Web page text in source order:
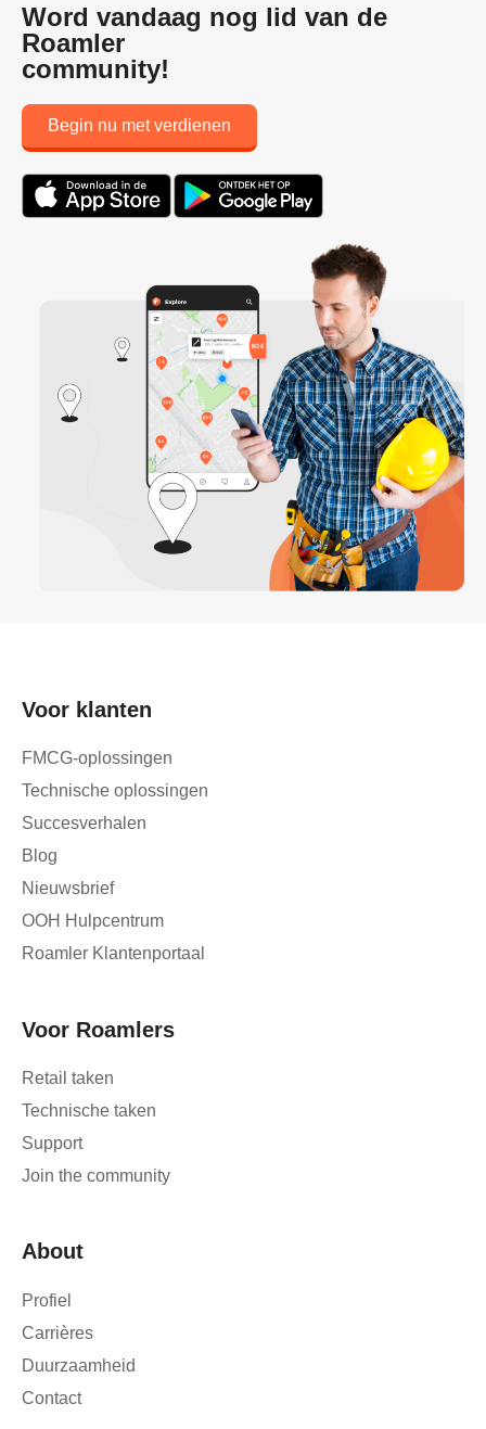
Word vandaag nog lid van de
Roamler
community!
Begin nu met verdienen
Voor klanten
FMCG-oplossingen
Technische oplossingen
Succesverhalen
Blog
Nieuwsbrief
OOH Hulpcentrum
Roamler Klantenportaal
Voor Roamlers
Retail taken
Technische taken
Support
Join the community
About
Profiel
Carrières
Duurzaamheid
Contact